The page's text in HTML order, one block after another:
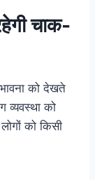
चाक-
को देखते
व्यवस्था को
को किसी